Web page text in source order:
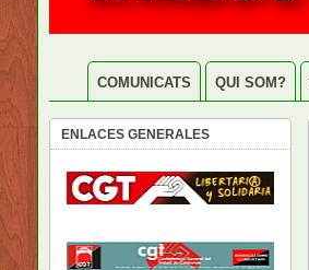
COMUNICATS QUI SOM?
ENLACES GENERALES